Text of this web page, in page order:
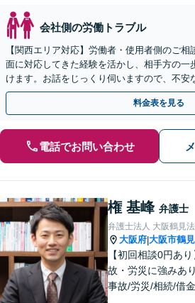
会社側の労働トラブル
【関西エリア対応】労働者・使用者側のご
面に対応してきた経験を活かし、相手方の一
けます。お話をじっくり伺いますので、不安
ください【夜間・休日相談可（要予約）】
料金表を見る
電話でお問い合わせ
権 基峰 弁護士
弁護士法人 大阪鶴見
大阪府|大阪市鶴
【初回相談0円あ
故・労災に強みあ
事故/労災/相続/借金